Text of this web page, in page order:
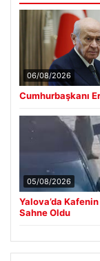
06/08/2026
Cumhurbaşkanı
05/08/2026
Yalova’da
Sahne Oldu